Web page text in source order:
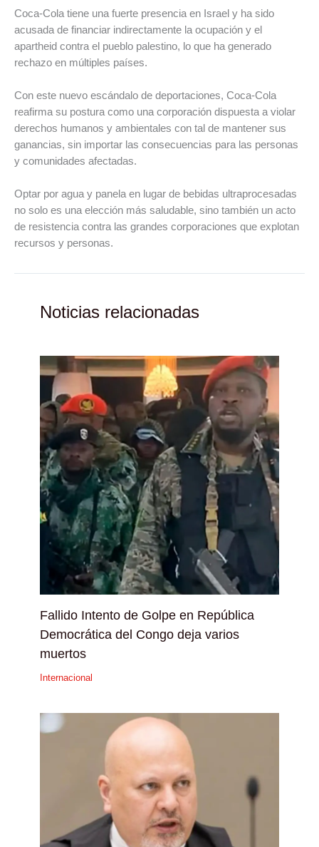
Coca-Cola tiene una fuerte presencia en Israel y ha sido
acusada de financiar indirectamente la ocupación y el
apartheid contra el pueblo palestino, lo que ha generado
rechazo en múltiples países.
Con este nuevo escándalo de deportaciones, Coca-Cola
reafirma su postura como una corporación dispuesta a violar
derechos humanos y ambientales con tal de mantener sus
ganancias, sin importar las consecuencias para las personas
y comunidades afectadas.
Optar por agua y panela en lugar de bebidas ultraprocesadas
no solo es una elección más saludable, sino también un acto
de resistencia contra las grandes corporaciones que explotan
recursos y personas.
Noticias relacionadas
Fallido Intento de Golpe en República
Democrática del Congo deja varios
muertos
Internacional